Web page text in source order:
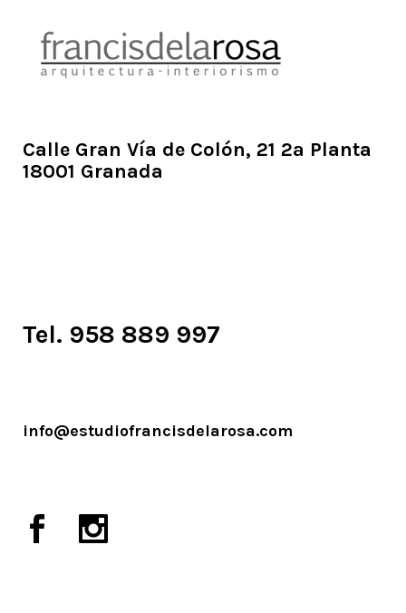
Calle Gran Vía de Colón, 21 2ª Planta
18001 Granada
Tel. 958 889 997
info@estudiofrancisdelarosa.com